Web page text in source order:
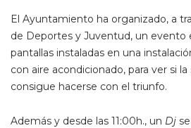
El Ayuntamiento ha organizado, a
de Deportes y Juventud, un evento
pantallas instaladas en una
con aire acondicionado, para ver si
consigue hacerse con el triunfo.
Además y desde las 11:00h., un Dj